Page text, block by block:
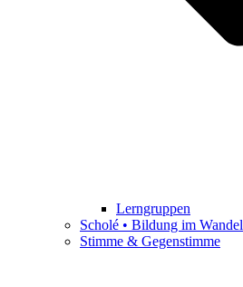
Lerngruppen
Scholé • Bildung im Wandel
Stimme & Gegenstimme